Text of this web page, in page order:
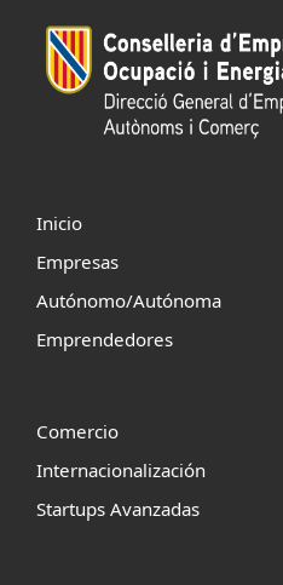
Inicio
Empresas
Autónomo/Autónoma
Emprendedores
Comercio
Internacionalización
Startups Avanzadas